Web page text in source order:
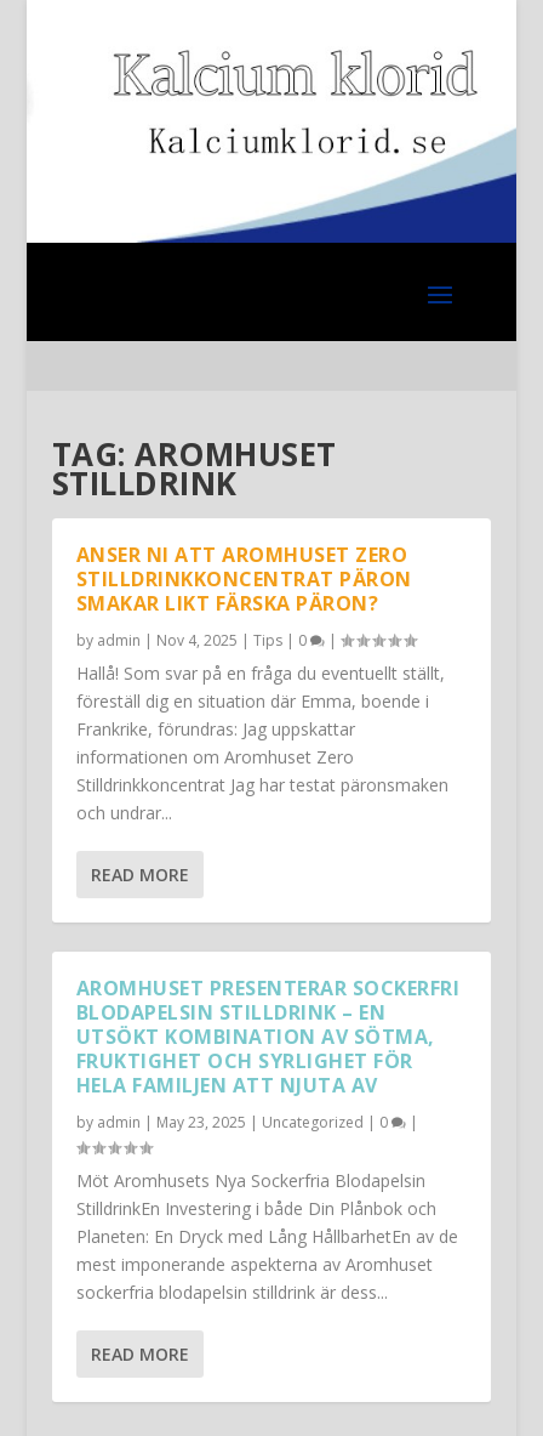
TAG:AROMHUSET
STILLDRINK
ANSER NI ATT AROMHUSET ZERO
STILLDRINKKONCENTRAT PÄRON
SMAKAR LIKT FÄRSKA PÄRON?
by admin | Nov 4, 2025 | Tips| 0 |
Hallå! Som svar på en fråga du eventuellt ställt,
föreställ dig en situation där Emma, boende i
Frankrike, förundras: Jag uppskattar
informationen om Aromhuset Zero
Stilldrinkkoncentrat Jag har testat päronsmaken
och undrar...
READ MORE
AROMHUSET PRESENTERAR SOCKERFRI
BLODAPELSIN STILLDRINK – EN
UTSÖKT KOMBINATION AV SÖTMA,
FRUKTIGHET OCH SYRLIGHET FÖR
HELA FAMILJEN ATT NJUTA AV
by admin | May 23, 2025 | Uncategorized | 0 |
Möt Aromhusets Nya Sockerfria Blodapelsin
StilldrinkEn Investering i både Din Plånbok och
Planeten: En Dryck med Lång HållbarhetEn av de
mest imponerande aspekterna av Aromhuset
sockerfria blodapelsin stilldrink är dess...
READ MORE